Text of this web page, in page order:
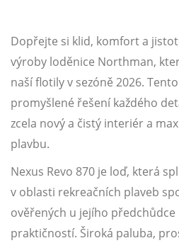
Dopřejte si klid, komfort a
výroby loděnice Northman,
naší flotily v sezóně 2026.
promyšlené řešení každého
zcela nový a čistý interiér a
plavbu.
Nexus Revo 870 je loď, která
v oblasti rekreačních plaveb
ověřených u jejího předchůdce
praktičností. Široká paluba,